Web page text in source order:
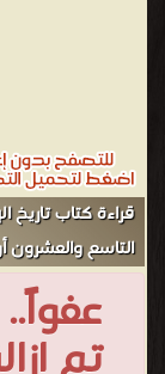
بالاختصار. ويحتوى
والإداري، انتقاها
وعلى ذكر للأحوال
عليها. ويصور الكتاب
مدى سبعة قرون،
ومساعدة الناس،
العلم المعروفة
قراءة كتاب تاريخ
التاسع والعشرون
عفواً..